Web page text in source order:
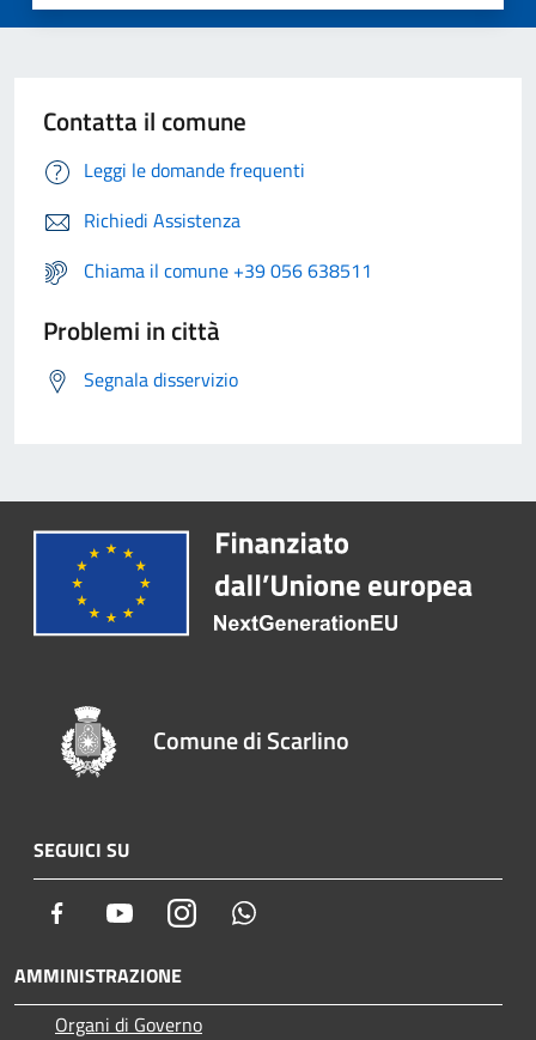
Contatta il comune
Leggi le domande frequenti
Richiedi Assistenza
Chiama il comune +39 056 638511
Problemi in città
Segnala disservizio
Comune di Scarlino
SEGUICI SU
Facebook YoutubeInstagram
AMMINISTRAZIONE
Organi di Governo